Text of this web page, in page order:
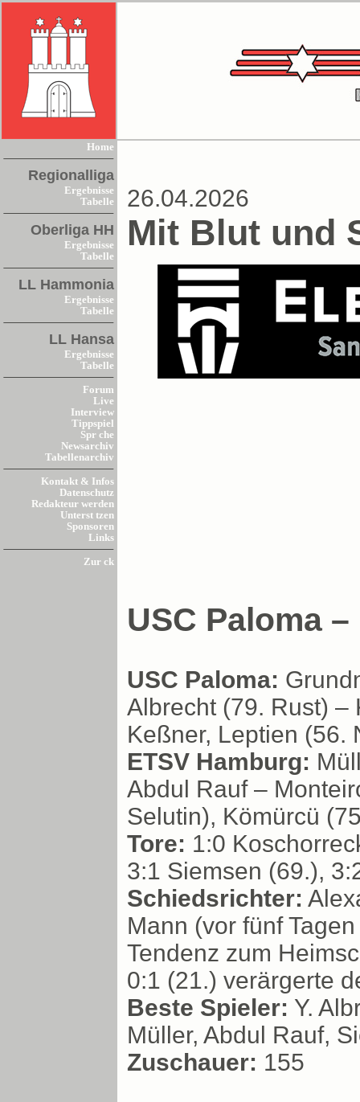
Home
Regionalliga
Ergebnisse
Tabelle
Oberliga HH
Ergebnisse
Tabelle
LL Hammonia
Ergebnisse
Tabelle
LL Hansa
Ergebnisse
Tabelle
Forum
Live
Interview
Tippspiel
Spr che
Newsarchiv
Tabellenarchiv
Kontakt & Infos
Datenschutz
Redakteur werden
Unterst tzen
Sponsoren
Links
Zur ck
26.04.2026
Mit Blut und
USC Paloma
USC Paloma:
Albrecht (79. Rust) –
Keßner, Leptien (56.
ETSV Hamburg:
Abdul Rauf –
Selutin), Kömürcü
Tore: 1:0
3:1 Siemsen (69.),
Schiedsrichter:
Mann (vor fünf
Tendenz zum
0:1 (21.) verärgerte
Beste Spieler: Y.
Müller, Abdul Rauf,
Zuschauer: 155